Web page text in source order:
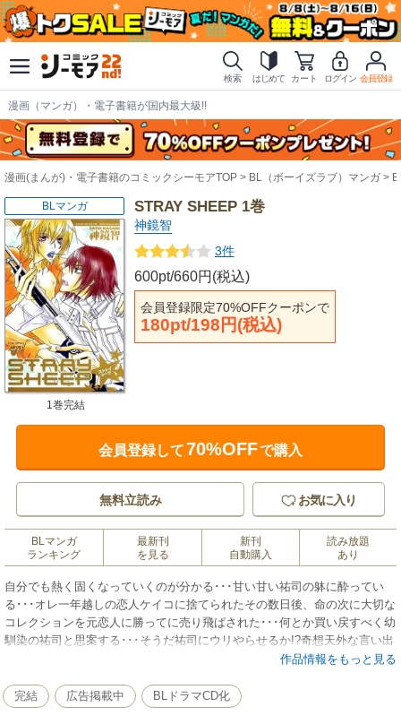
検索 はじめて カート ログイン 会員登録
漫画（マンガ）・電子書籍が国内最大級!!
漫画(まんが)・電子書籍のコミックシーモアTOP BL（ボーイズラブ）マンガ
STRAY SHEEP 1巻
神鏡智
3件
600pt/660円(税込)
会員登録限定70%OFFクーポンで
180pt/198円(税込)
BLマンガ
1巻完結
会員登録して70%OFFで購入
無料立読み お気に入り
BLマンガ
ランキング
最新刊
を見る
新刊
自動購入
読み放題
あり
自分でも熱く固くなっていくのが分かる･･･甘い甘い祐司の躰に酔ってい
る･･･オレ一年越しの恋人ケイコに捨てられたその数日後、命の次に大切な
コレクションを元恋人に勝ってに売り飛ばされた･･･何とか買い戻すべく幼
馴染の祐司と思案する･･･そうだ祐司にウリやらせるか!?奇想天外な言い出
しに祐司は･･･誰とも経験ないのに･･･知らない人に奪われるくらいならオ
作品情報をもっと見る
完結 広告掲載中 BLドラマCD化